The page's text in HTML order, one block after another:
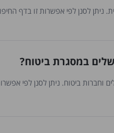
ניתן לסנן לפי אפשרות זו בדף
במסגרת ביטוח?
וחברות ביטוח. ניתן לסנן לפי